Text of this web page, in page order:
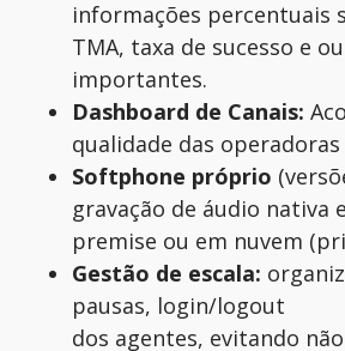
informações percentuais
TMA, taxa de sucesso e
importantes.
Dashboard de Canais:
qualidade das
Softphone próprio
gravação de áudio nativa
premise ou em nuvem
Gestão de escala:
pausas, login/logout
dos agentes, evitando